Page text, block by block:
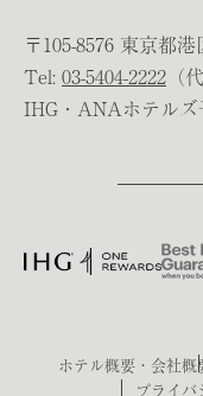
〒105-8576 東京都
Tel: 03-5404-2222 （
IHG・ANAホテル
ホテル概要・会社概
プライバ